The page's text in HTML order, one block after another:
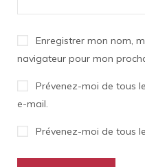
Enregistrer mon nom,
navigateur pour mon
Prévenez-moi de tous
e-mail.
Prévenez-moi de tous